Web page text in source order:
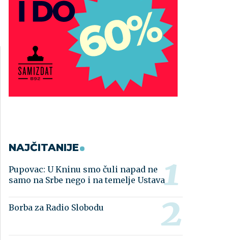
NAJČITANIJE
Pupovac: U Kninu smo čuli napad ne
samo na Srbe nego i na temelje Ustava
Borba za Radio Slobodu